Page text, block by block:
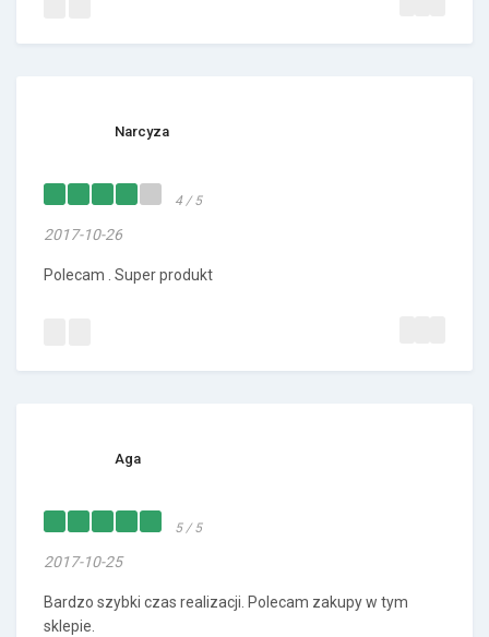
Narcyza
4 / 5
2017-10-26
Polecam . Super produkt
Aga
5 / 5
2017-10-25
Bardzo szybki czas realizacji. Polecam zakupy w tym
sklepie.